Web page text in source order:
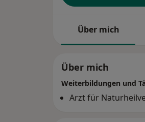
Über mich
Über mich
Weiterbildungen und
Arzt für